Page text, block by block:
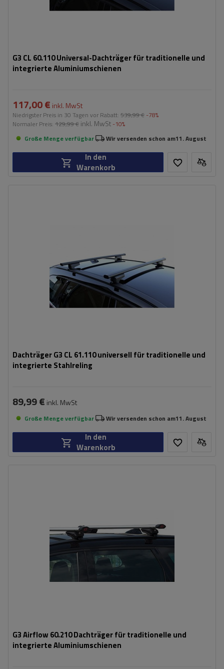
G3 CL 60.110 Universal-Dachträger für traditionelle und
integrierte Aluminiumschienen
117,00 € inkl. MwSt
Niedrigster Preis in 30 Tagen vor Rabatt: 539,99 € -78%
Normaler Preis: 129,99 € inkl. MwSt -10%
Große Menge verfügbar
Wir versenden schon am11. August
In den
Warenkorb
Dachträger G3 CL 61.110 universell für traditionelle und
integrierte Stahlreling
89,99 € inkl. MwSt
Große Menge verfügbar Wir versenden schon am11. August
In den
Warenkorb
G3 Airflow 60.210 Dachträger für traditionelle und
integrierte Aluminiumschienen